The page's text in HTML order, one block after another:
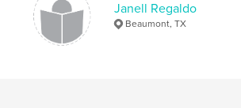
Janell Regaldo
Beaumont, TX